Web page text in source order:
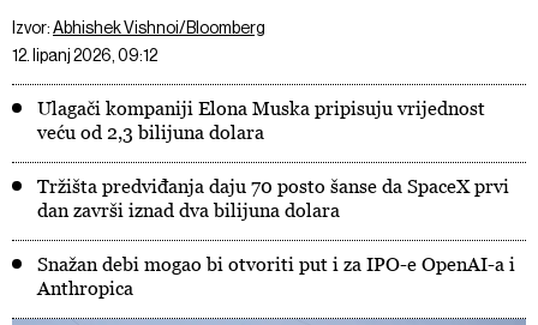
Izvor:Abhishek Vishnoi/Bloomberg
12. lipanj 2026, 09:12
Ulagači kompaniji Elona Muska pripisuju vrijednost
veću od 2,3 bilijuna dolara
Tržišta predviđanja daju 70 posto šanse da SpaceX prvi
dan završi iznad dva bilijuna dolara
Snažan debi mogao bi otvoriti put i za IPO-e OpenAI-a i
Anthropica